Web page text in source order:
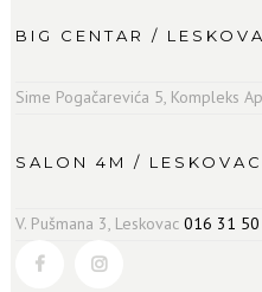
BIG CENTAR /
Sime Pogačarevića 5, Kompleks
SALON 4M / LESKOVAC
V. Pušmana 3, Leskovac016 31